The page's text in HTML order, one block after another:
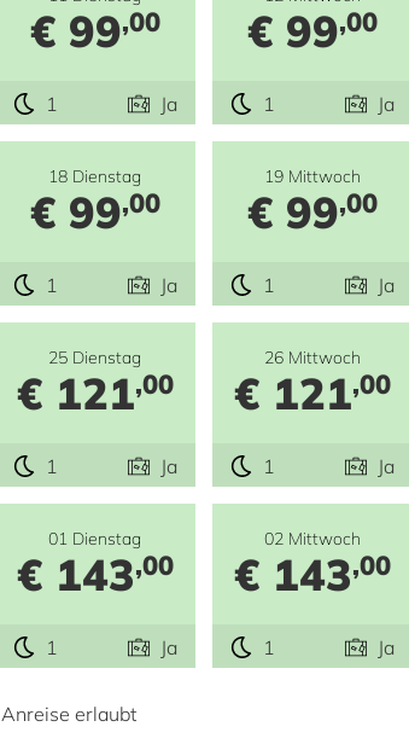
€ 99,00
1 Ja
€ 99,00
1 Ja
18 Dienstag
€ 99,00
1 Ja
19 Mittwoch
€ 99,00
1 Ja
25 Dienstag
€ 121,00
1 Ja
26 Mittwoch
€ 121,00
1 Ja
01 Dienstag
€ 143,00
1 Ja
02 Mittwoch
€ 143,00
1 Ja
Anreise erlaubt